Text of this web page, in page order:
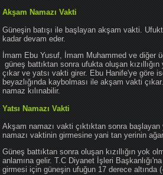
Akşam Namazı Vakti
Güneşin batışı ile başlayan akşam vakti.
kadar devam eder.
İmam Ebu Yusuf, İmam Muhammed ve diğer
güneş battıktan sonra ufukta oluşan
çıkar ve yatsı vakti girer. Ebu Hanife'ye göre
beyazlığında kaybolması ile akşam vakti
namaz kılınabilir.
Yatsı Namazı Vakti
Akşam namazı vakti çıktıktan sonra
namazı vaktinin girmesine yani tan yerinin
Güneş battıktan sonra oluşan kızıllığın yok
anlamına gelir. T.C Diyanet İşleri
girmesi için güneşin ufuğun 17 derece altında